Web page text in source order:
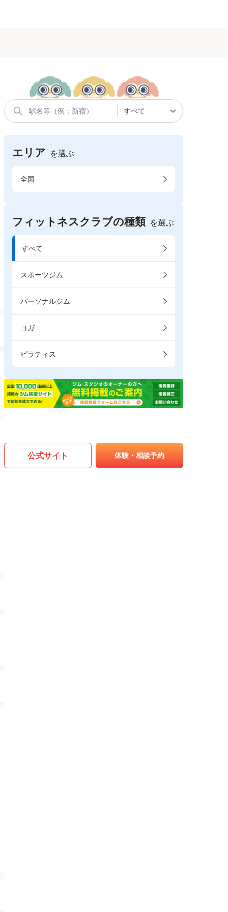
エリア を選ぶ
全国
フィットネスクラブの種類 を選ぶ
すべて
スポーツジム
パーソナルジム
ヨガ
ピラティス
公式サイト 体験・相談予約